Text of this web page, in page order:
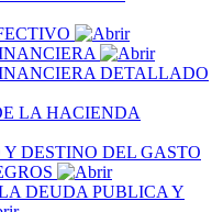
DETALLADO
LA HACIENDA
DESTINO DEL GASTO
DEUDA PUBLICA Y